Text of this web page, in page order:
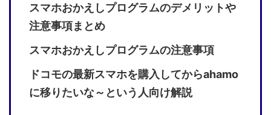
スマホおかえしプログラムのデメリットや
注意事項まとめ
スマホおかえしプログラムの注意事項
ドコモの最新スマホを購入してからahamo
に移りたいな～という人向け解説